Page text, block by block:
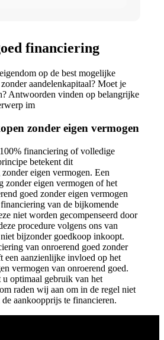
financiering
op de best mogelijke
aandelenkapitaal? Moet je
Antwoorden vinden op belangrijke
im
zonder eigen vermogen
financiering of volledige
betekent dit
eigen vermogen. Een
zonder eigen vermogen of het
goed zonder eigen vermogen
van de bijkomende
niet worden gecompenseerd door
procedure volgens ons van
bijzonder goedkoop inkoopt.
van onroerend goed zonder
een aanzienlijke invloed op het
vermogen van onroerend goed.
optimaal gebruik van het
raden wij aan om in de regel niet
aankoopprijs te financieren.